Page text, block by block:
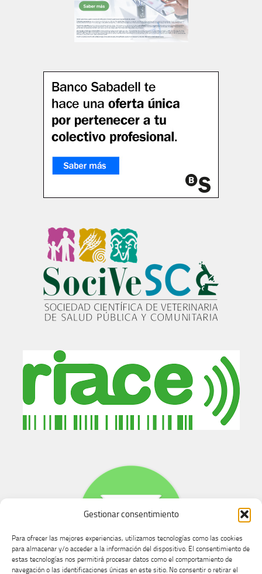
Gestionar consentimiento
Para ofrecer las mejores experiencias, utilizamos tecnologías como las cookies
para almacenar y/o acceder a la información del dispositivo. El consentimiento de
estas tecnologías nos permitirá procesar datos como el comportamiento de
navegación o las identificaciones únicas en este sitio. No consentir o retirar el